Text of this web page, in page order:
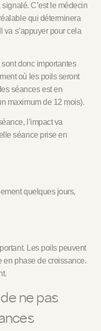
C’est le médecin
qui déterminera
va s’appuyer pour cela
donc importantes
où les poils seront
séances est en
maximum de 12 mois).
l’impact va
séance prise en
quelques jours,
Les poils peuvent
en phase de croissance.
ne pas